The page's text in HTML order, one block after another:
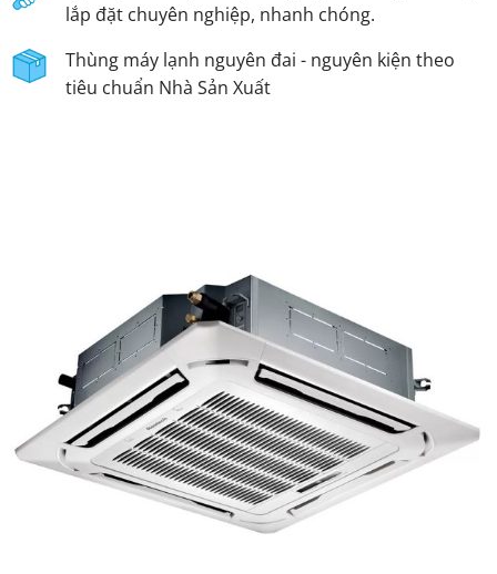
lắp đặt chuyên nghiệp, nhanh chóng.
Thùng máy lạnh nguyên đai - nguyên kiện theo
tiêu chuẩn Nhà Sản Xuất